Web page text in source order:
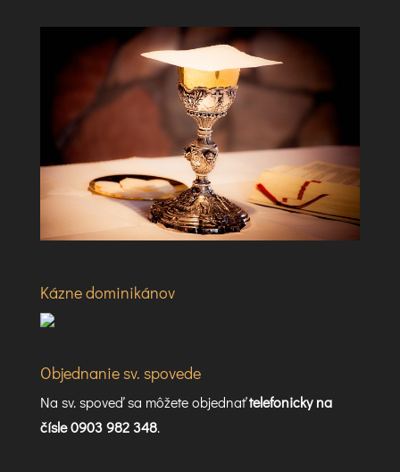
Kázne dominikánov
Objednanie sv. spovede
Na sv. spoveď sa môžete objednaťtelefonicky na
čísle 0903 982 348.